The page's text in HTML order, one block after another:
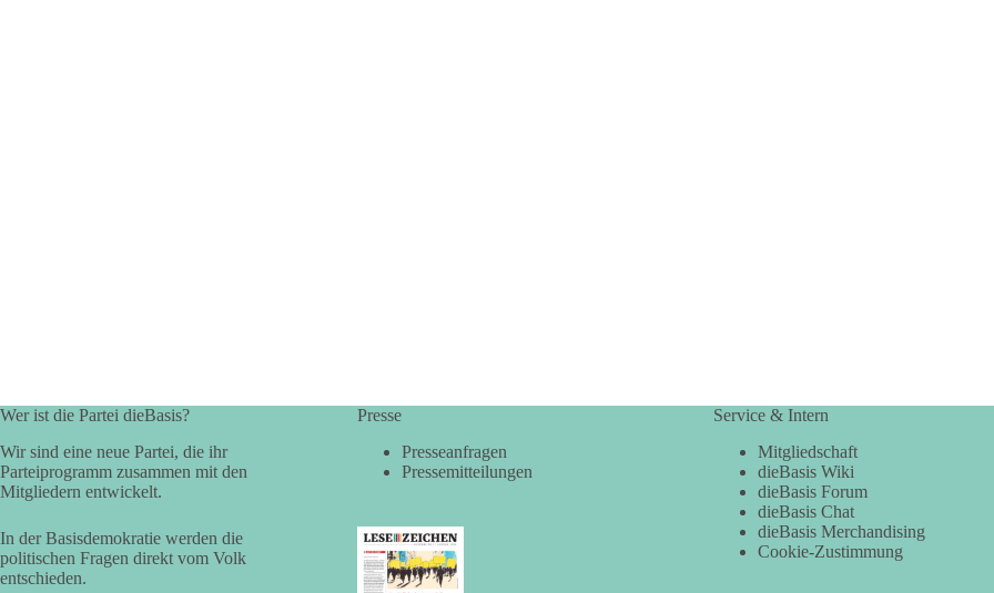
Wer ist die Partei dieBasis?
Wir sind eine neue Partei, die ihr
Parteiprogramm zusammen mit den
Mitgliedern entwickelt.
In der Basisdemokratie werden die
politischen Fragen direkt vom Volk
entschieden.
Presse
Presseanfragen
Pressemitteilungen
Service & Intern
Mitgliedschaft
dieBasis Wiki
dieBasis Forum
dieBasis Chat
dieBasis Merchandising
Cookie-Zustimmung